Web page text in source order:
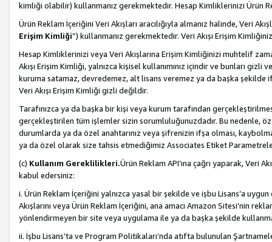
kimliği olabilir) kullanmanız gerekmektedir. Hesap Kimliklerinizi Ürün
Ürün Reklam İçeriğini Veri Akışları aracılığıyla almanız halinde, Veri
Erişim Kimliği”) kullanmanız gerekmektedir. Veri Akışı Erişim
Hesap Kimliklerinizi veya Veri Akışlarına Erişim Kimliğinizi muhtelif
Akışı Erişim Kimliği, yalnızca kişisel kullanımınız içindir ve bunları
kuruma satamaz, devredemez, alt lisans veremez ya da başka şekilde
Veri Akışı Erişim Kimliği gizli değildir.
Tarafınızca ya da başka bir kişi veya kurum tarafından
gerçekleştirilen tüm işlemler sizin sorumluluğunuzdadır. Bu nedenle,
durumlarda ya da özel anahtarınız veya şifrenizin ifşa olması,
ya da özel olarak size tahsis etmediğimiz Associates Etiket
(c) Kullanım Gereklilikleri.Ürün Reklam API’ına çağrı yaparak, Veri
kabul edersiniz:
i. Ürün Reklam İçeriğini yalnızca yasal bir şekilde ve işbu Lisans’a uygun
Akışlarını veya Ürün Reklam İçeriğini, ana amacı Amazon Sitesi’nin
yönlendirmeyen bir site veya uygulama ile ya da başka şekilde
ii. İşbu Lisans’ta ve Program Politikaları’nda atıfta bulunulan